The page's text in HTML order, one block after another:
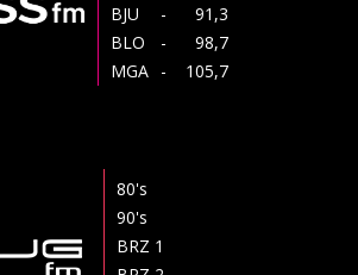
BJU
- 91,3
BLO
- 98,7
MGA - 105,7
80's
90's
BRZ 1